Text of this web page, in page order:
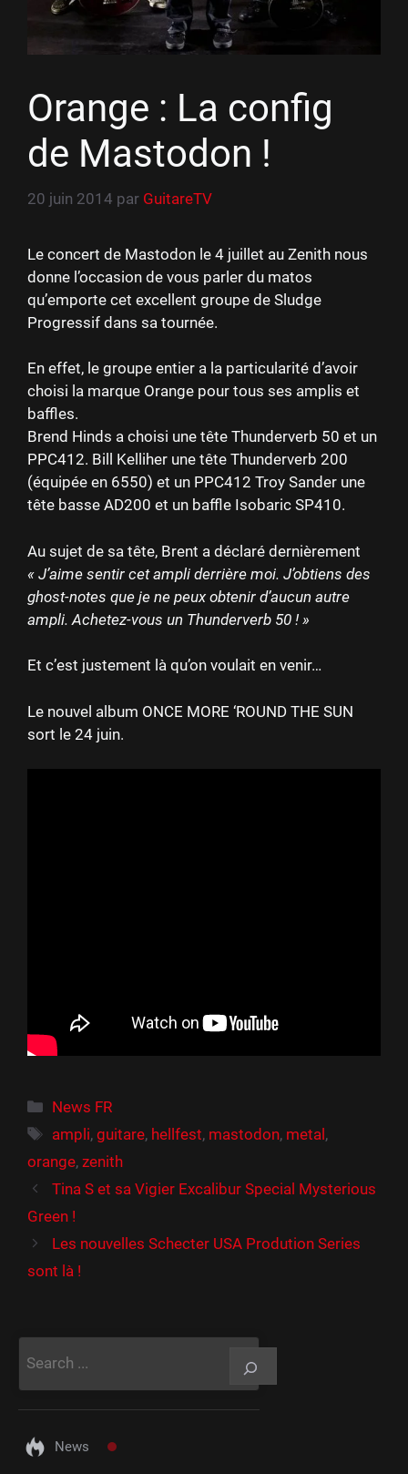
Orange : La config
de Mastodon !
20 juin 2014 par GuitareTV
Le concert de Mastodon le 4 juillet au Zenith nous
donne l’occasion de vous parler du matos
qu’emporte cet excellent groupe de Sludge
Progressif dans sa tournée.
En effet, le groupe entier a la particularité d’avoir
choisi la marque Orange pour tous ses amplis et
baffles.
Brend Hinds a choisi une tête Thunderverb 50 et un
PPC412. Bill Kelliher une tête Thunderverb 200
(équipée en 6550) et un PPC412 Troy Sander une
tête basse AD200 et un baffle Isobaric SP410.
Au sujet de sa tête, Brent a déclaré dernièrement
« J’aime sentir cet ampli derrière moi. J’obtiens des
ghost-notes que je ne peux obtenir d’aucun autre
ampli. Achetez-vous un Thunderverb 50 ! »
Et c’est justement là qu’on voulait en venir…
Le nouvel album ONCE MORE ‘ROUND THE SUN
sort le 24 juin.
Catégories
News FR
Étiquettes
ampli,guitare, hellfest, mastodon, metal ,
orange, zenith
Tina S et sa Vigier Excalibur Special Mysterious
Green !
Les nouvelles Schecter USA Prodution Series
sont là !
News